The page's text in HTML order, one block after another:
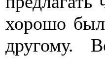
хорошо
другому.